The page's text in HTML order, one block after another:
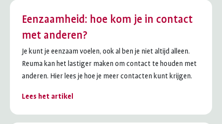
Eenzaamheid: hoe kom je in contact
met anderen?
Je kunt je eenzaam voelen, ook al ben je niet altijd alleen.
Reuma kan het lastiger maken om contact te houden met
anderen. Hier lees je hoe je meer contacten kunt krijgen.
Lees het artikel